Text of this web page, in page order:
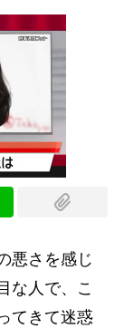
悪さを感じ
な人で、こ
てきて迷惑